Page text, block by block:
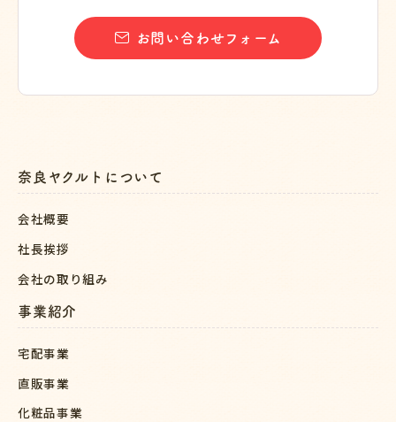
お問い合わせフォーム
奈良ヤクルトについて
会社概要
社長挨拶
会社の取り組み
事業紹介
宅配事業
直販事業
化粧品事業